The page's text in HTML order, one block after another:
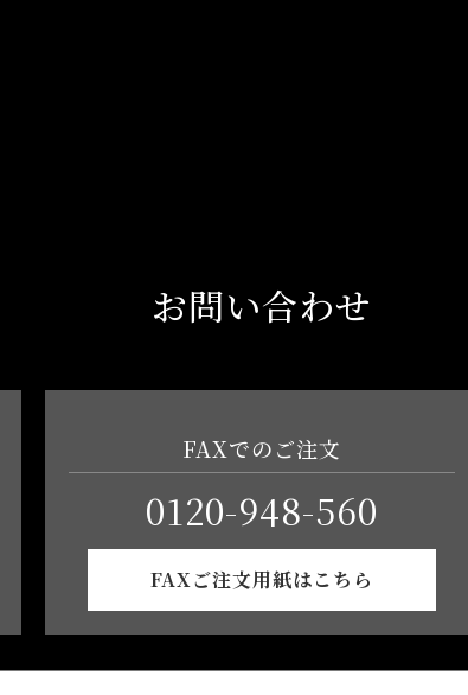
お問い合わせ
FAXでのご注文
0120-948-560
FAXご注文用紙はこちら